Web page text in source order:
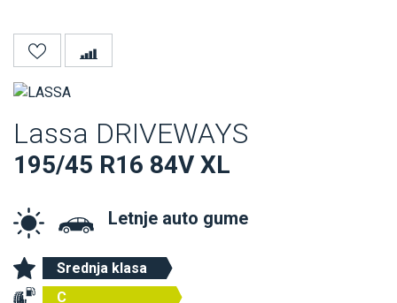
Lassa DRIVEWAYS
195/45 R16 84V XL
Letnje auto gume
Srednja klasa
C